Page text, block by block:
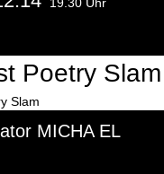
Poetry Slam
MICHA EL